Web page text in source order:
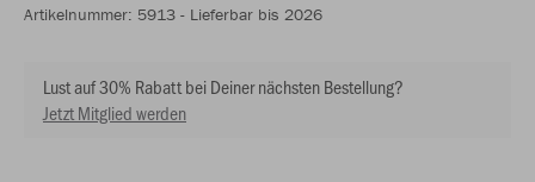
Artikelnummer: 5913 - Lieferbar bis 2026
Lust auf 30% Rabatt bei Deiner nächsten Bestellung?
Jetzt Mitglied werden